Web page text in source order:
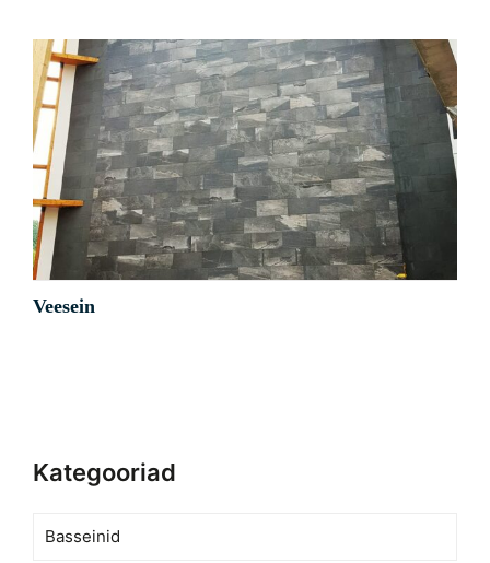
Veesein
Kõik Muud
Veesein
Kategooriad
Basseinid